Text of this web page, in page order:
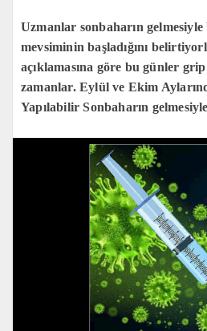
Uzmanlar sonbaharın
mevsiminin başladığını
açıklamasına göre bu günler grip
zamanlar. Eylül ve Ekim
Yapılabilir Sonbaharın